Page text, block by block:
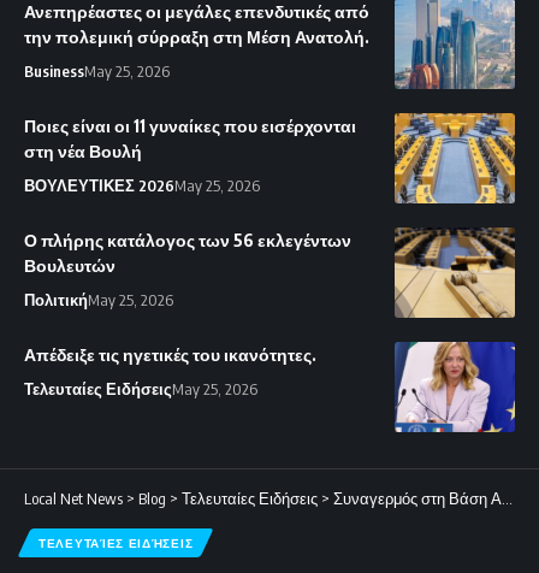
Ανεπηρέαστες οι μεγάλες επενδυτικές από
την πολεμική σύρραξη στη Μέση Ανατολή.
BusinessMay 25, 2026
Ποιες είναι οι 11 γυναίκες που εισέρχονται
στη νέα Βουλή
ΒΟΥΛΕΥΤΙΚΕΣ 2026May 25, 2026
Ο πλήρης κατάλογος των 56 εκλεγέντων
Βουλευτών
ΠολιτικήMay 25, 2026
Απέδειξε τις ηγετικές του ικανότητες.
Τελευταίες ΕιδήσειςMay 25, 2026
Local Net News > Blog > Τελευταίες Ειδήσεις > Συναγερμός στη Βάση Ακρωτηρίου: Η Κυβέρνηση επιβεβαιώνει την πτώση drone
ΤΕΛΕΥΤΑΊΕΣ ΕΙΔΉΣΕΙΣ